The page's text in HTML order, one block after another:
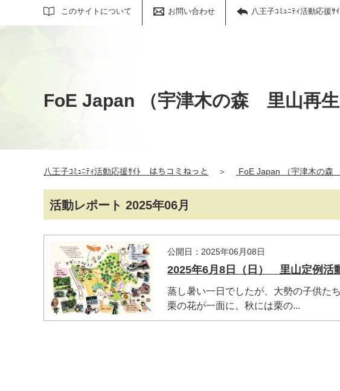
このサイトについて お問い合わせ 八王子ｺﾐｭﾆﾃｨ活動応援
サイト内検索
FoE Japan （宇津木の森 里山再生
八王子ｺﾐｭﾆﾃｨ活動応援ｻｲﾄ はちコミねっと ＞ FoE Japan （宇津木の森
活動レポート 2025年06月
公開日：2025年06月08日
2025年6月8日（日） 里山定例活
蒸し暑い一日でしたが、大勢の子供た
栗の花が一面に。秋には栗の...